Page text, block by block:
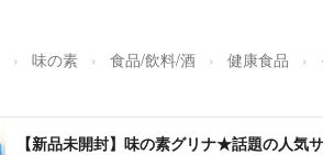
味の素 食品/飲料/酒 健康食品
【新品未開封】味の素グリナ★話題の人気